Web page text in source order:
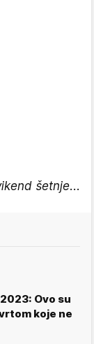
šetnje...
Ovo su
koje ne